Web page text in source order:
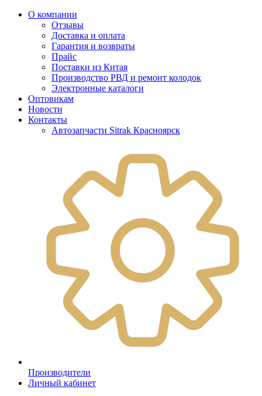
О компании
Отзывы
Доставка и оплата
Гарантия и возвраты
Прайс
Поставки из Китая
Производство РВД и ремонт колодок
Электронные каталоги
Оптовикам
Новости
Контакты
Автозапчасти Sitrak Красноярск
Производители
Личный кабинет